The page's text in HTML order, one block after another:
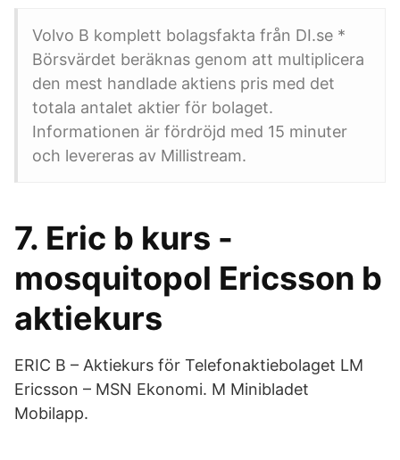
Volvo B komplett bolagsfakta från DI.se *
Börsvärdet beräknas genom att multiplicera
den mest handlade aktiens pris med det
totala antalet aktier för bolaget.
Informationen är fördröjd med 15 minuter
och levereras av Millistream.
7. Eric b kurs -
mosquitopol Ericsson b
aktiekurs
ERIC B – Aktiekurs för Telefonaktiebolaget LM
Ericsson – MSN Ekonomi. M Minibladet
Mobilapp.